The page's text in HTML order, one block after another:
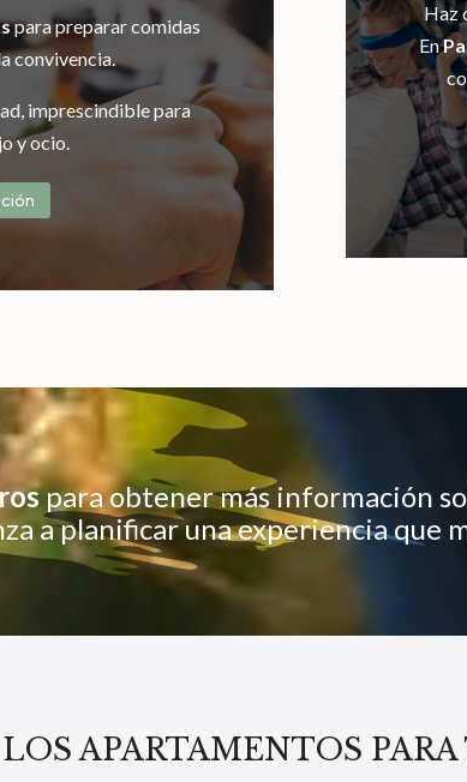
para preparar comidas
convivencia.
imprescindible para
y ocio.
Haz
En
para obtener más información
a planificar una experiencia que
LOS APARTAMENTOS